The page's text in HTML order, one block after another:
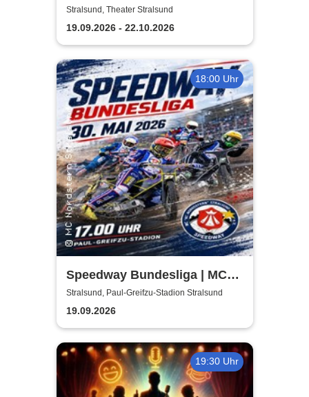
Vorpommern
Stralsund, Theater Stralsund
19.09.2026 - 22.10.2026
18:00 Uhr
Speedway Bundesliga | MC
Nordstern Stralsund
Stralsund, Paul-Greifzu-Stadion Stralsund
19.09.2026
19:30 Uhr